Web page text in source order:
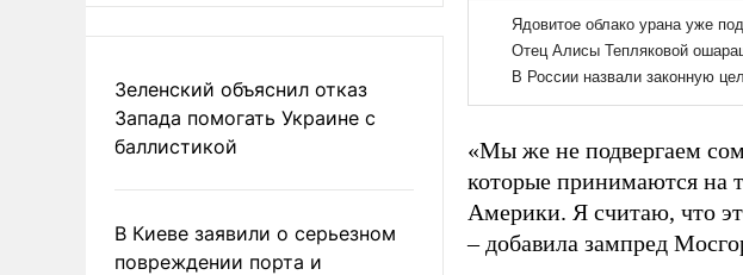
Зеленский объяснил отказ
Запада помогать Украине с
баллистикой
В Киеве заявили о серьезном
повреждении порта и
«Мы же не подвергаем
которые принимаются на
Америки. Я считаю, что
– добавила зампред